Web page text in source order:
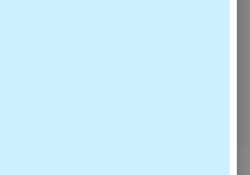
grasos, pueden requerir un control adicional.